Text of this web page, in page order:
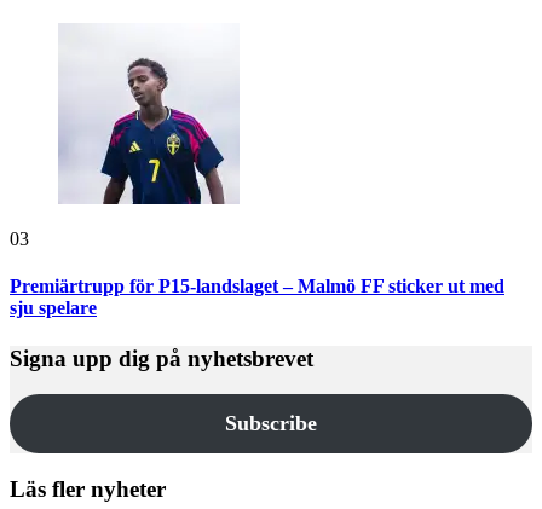
03
Premiärtrupp för P15-landslaget – Malmö FF sticker ut med
sju spelare
Signa upp dig på nyhetsbrevet
Subscribe
Läs fler nyheter